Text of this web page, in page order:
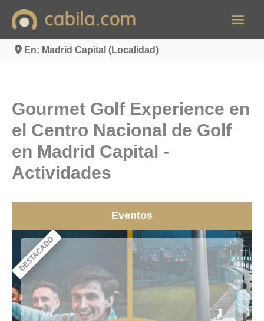
contenido
En: Madrid Capital (Localidad)
Gourmet Golf Experience en
el Centro Nacional de Golf
en Madrid Capital -
Actividades
Eventos
DESTACADO